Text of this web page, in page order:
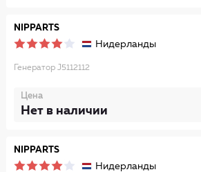
NIPPARTS
Нидерланды
Генератор J5112112
Цена
Нет в наличии
NIPPARTS
Нидерланды